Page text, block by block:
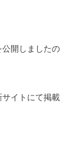
公開しましたの
イトにて掲載